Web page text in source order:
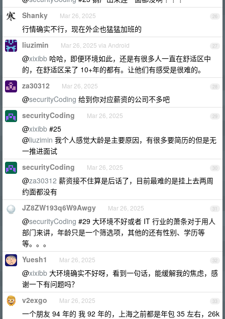
26
Shanky Mar 26, 2025
行情确实不行，现在外企也猛猛加班的
27
liuzimin Mar 26, 2025 via Android
@xixibb 哈哈，即便环境如此，还是有很多人一直在舒适区中
的，在舒适区呆了 10+年的都有。让他们有感受是很难的。
28
za30312 Mar 26, 2025
@securityCoding 给到你对应薪资的公司不多吧
29
securityCoding Mar 26, 2025
@xixibb #25
@liuzimin 我个人感觉大龄是主要原因，有很多要简历的但是无
一推进面试
30
securityCoding Mar 26, 2025
@za30312 薪资接不住算是后话了，目前最难的是挂上去两周
约面都没有
31
JZ8ZW193q6W9Awgy Mar 26, 2025
@securityCoding #29 大环境不好或者 IT 行业的萧条对于用人
部门来讲，年龄只是一个筛选项，其他的还有性别、学历等
等。。。
32
Yuesh1 Mar 26, 2025
@xixibb 大环境确实不好呀，看到一句话，能缓解我的焦虑，感
谢一下有问题吗？
33
v2exgo Mar 26, 2025
一个朋友 94 年的 我 92 年的，上海之前都是年包 35 左右，26k